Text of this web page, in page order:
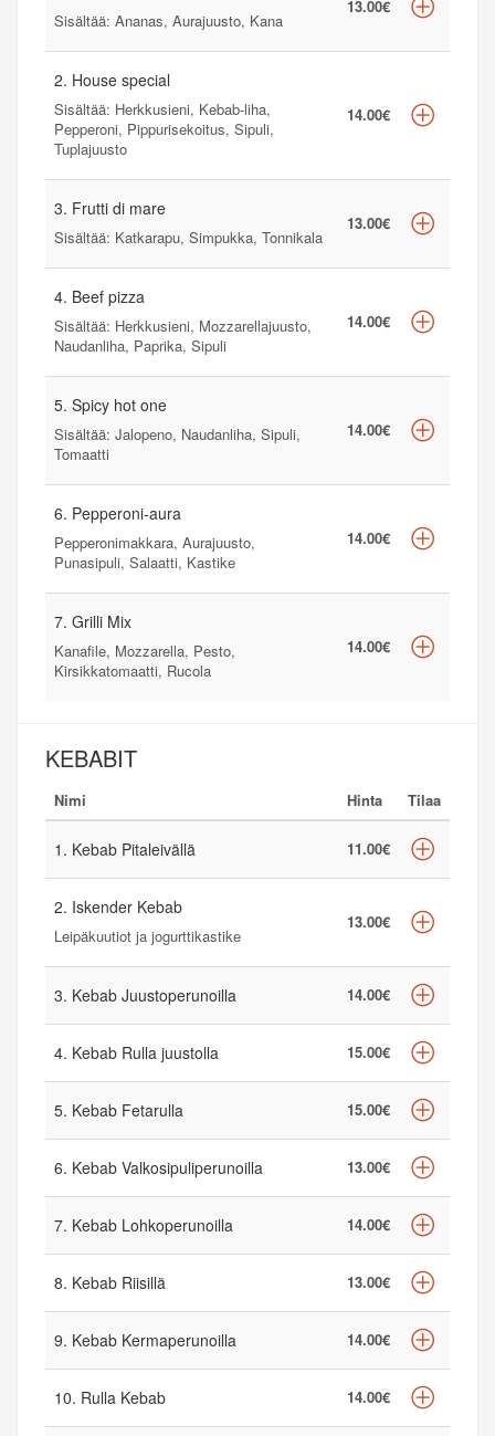
Sisältää: Ananas, Aurajuusto, Kana
13.00€
2. House special
Sisältää: Herkkusieni, Kebab-liha,
Pepperoni, Pippurisekoitus, Sipuli,
Tuplajuusto
14.00€
3. Frutti di mare
Sisältää: Katkarapu, Simpukka, Tonnikala
13.00€
4. Beef pizza
Sisältää: Herkkusieni, Mozzarellajuusto,
Naudanliha, Paprika, Sipuli
14.00€
5. Spicy hot one
Sisältää: Jalopeno, Naudanliha, Sipuli,
Tomaatti
14.00€
6. Pepperoni-aura
Pepperonimakkara, Aurajuusto,
Punasipuli, Salaatti, Kastike
14.00€
7. Grilli Mix
Kanafile, Mozzarella, Pesto,
Kirsikkatomaatti, Rucola
14.00€
KEBABIT
Nimi Hinta Tilaa
1. Kebab Pitaleivällä 11.00€
2. Iskender Kebab
Leipäkuutiot ja jogurttikastike
13.00€
3. Kebab Juustoperunoilla 14.00€
4. Kebab Rulla juustolla 15.00€
5. Kebab Fetarulla 15.00€
6. Kebab Valkosipuliperunoilla 13.00€
7. Kebab Lohkoperunoilla 14.00€
8. Kebab Riisillä 13.00€
9. Kebab Kermaperunoilla 14.00€
10. Rulla Kebab 14.00€